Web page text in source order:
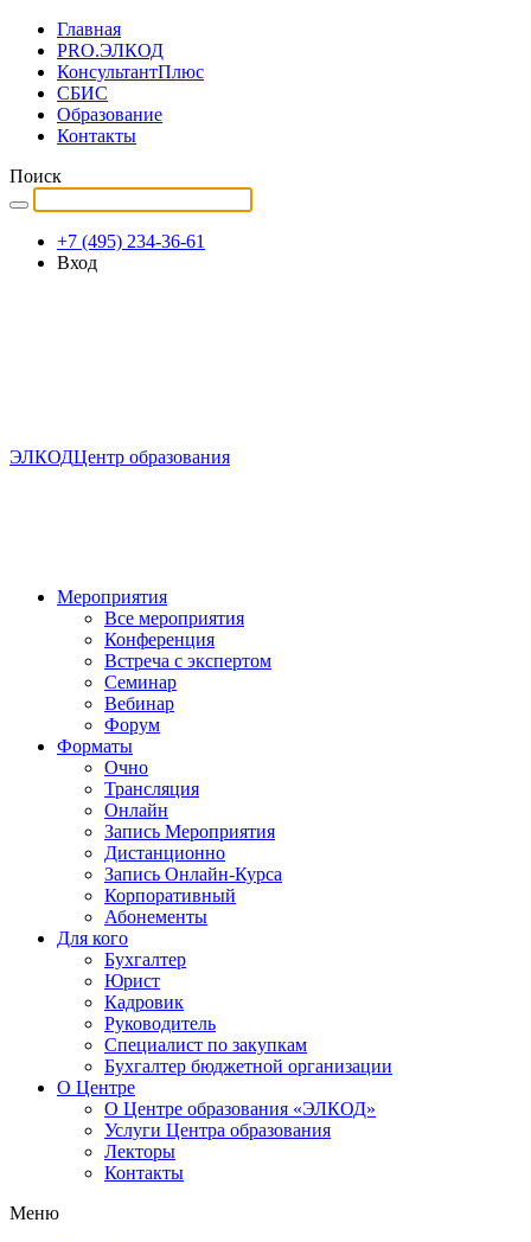
Главная
PRO.ЭЛКОД
КонсультантПлюс
СБИС
Образование
Контакты
Поиск
+7 (495) 234-36-61
Вход
ЭЛКОДЦентр образования
Мероприятия
Все мероприятия
Конференция
Встреча с экспертом
Семинар
Вебинар
Форум
Форматы
Очно
Трансляция
Онлайн
Запись Мероприятия
Дистанционно
Запись Онлайн-Курса
Корпоративный
Абонементы
Для кого
Бухгалтер
Юрист
Кадровик
Руководитель
Специалист по закупкам
Бухгалтер бюджетной организации
О Центре
О Центре образования «ЭЛКОД»
Услуги Центра образования
Лекторы
Контакты
Меню